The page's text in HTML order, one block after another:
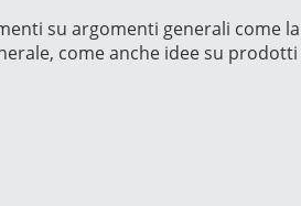
su argomenti generali come
come anche idee su